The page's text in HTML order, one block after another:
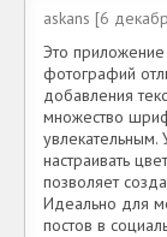
askans [6
Это
фотографий
добавления
множество
настраивать
позволяет
Идеально для
постов в